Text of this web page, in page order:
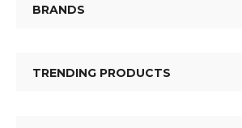
BRANDS
TRENDING PRODUCTS